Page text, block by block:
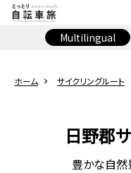
Multilingual
ホーム サイクリングルート
日野郡
豊かな自然